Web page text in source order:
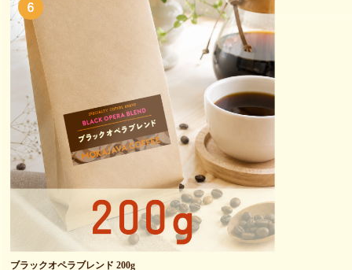
ブラックオペラブレンド 200g